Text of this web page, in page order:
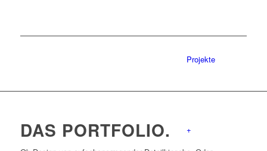
Projekte
+
DAS PORTFOLIO.